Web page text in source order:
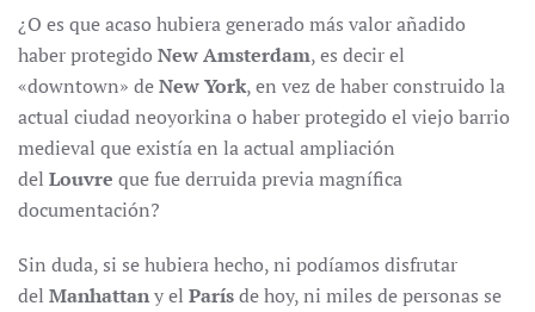
¿O es que acaso hubiera generado más valor añadido
haber protegido New Amsterdam, es decir el
«downtown» deNew York, en vez de haber construido la
actual ciudad neoyorkina o haber protegido el viejo barrio
medieval que existía en la actual ampliación
del Louvre que fue derruida previa magnífica
documentación?
Sin duda, si se hubiera hecho, ni podíamos disfrutar
del Manhattany el Parísde hoy, ni miles de personas se